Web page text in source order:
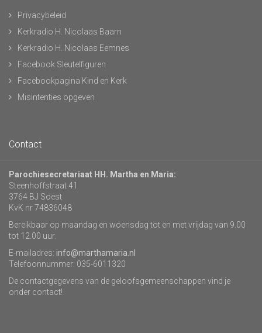
Privacybeleid
Kerkradio H. Nicolaas Baarn
Kerkradio H. Nicolaas Eemnes
Facebook Sleutelfiguren
Facebookpagina Kind en Kerk
Misintenties opgeven
Contact
Parochiesecretariaat HH. Martha en Maria:
Steenhoffstraat 41
3764 BJ Soest
KvK nr 74836048
Bereikbaar op maandag en woensdag tot en met vrijdag van 9.00
tot 12.00 uur.
E-mailadres: info@marthamaria.nl
Telefoonnummer: 035-6011320
De contactgegevens van de geloofsgemeenschappen vind je
onder contact!